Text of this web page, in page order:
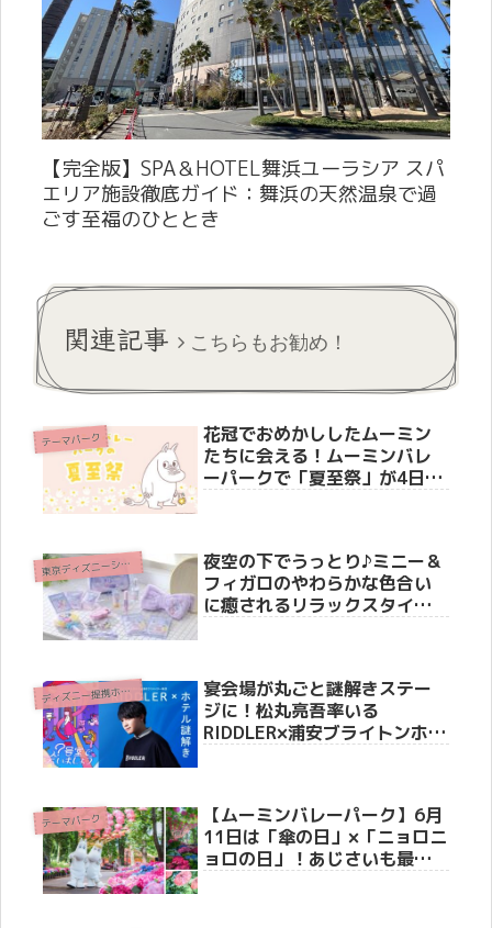
【完全版】SPA＆HOTEL舞浜ユーラシア スパ
エリア施設徹底ガイド：舞浜の天然温泉で過
ごす至福のひととき
関連記事 こちらもお勧め！
テーマパーク
花冠でおめかししたムーミン
たちに会える！ムーミンバレ
ーパークで「夏至祭」が4日間
東
京ディズニーシー(R)
夜空の下でうっとり♪ミニー＆
フィガロのやわらかな色合い
に癒されるリラックスタイム
デ
ィズニー提携ホテル
宴会場が丸ごと謎解きステー
ジに！松丸亮吾率いる
RIDDLER×浦安ブライトンホテ
テーマパーク
【ムーミンバレーパーク】6月
11日は「傘の日」×「ニョロニ
ョロの日」！あじさいも最盛